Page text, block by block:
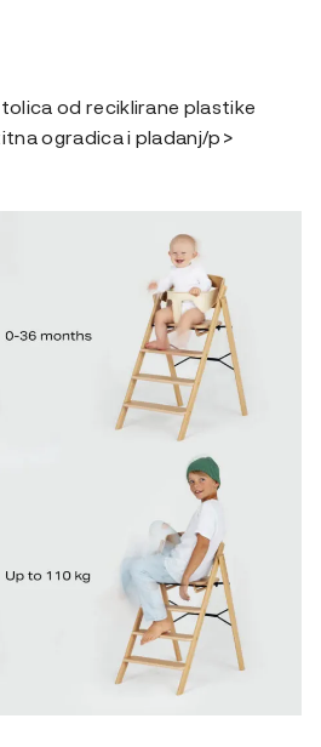
od reciklirane plastike
ogradica i pladanj/p>